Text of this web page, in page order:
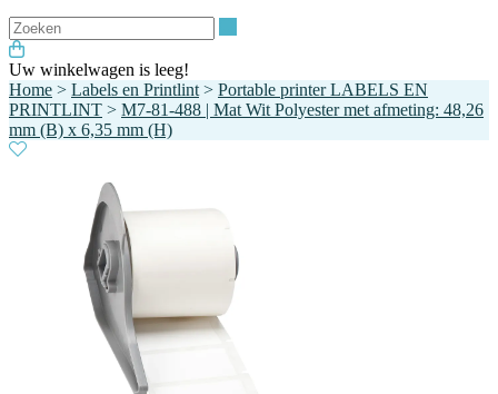
Uw winkelwagen is leeg!
Home > Labels en Printlint > Portable printer LABELS EN
PRINTLINT > M7-81-488 | Mat Wit Polyester met afmeting: 48,26
mm (B) x 6,35 mm (H)